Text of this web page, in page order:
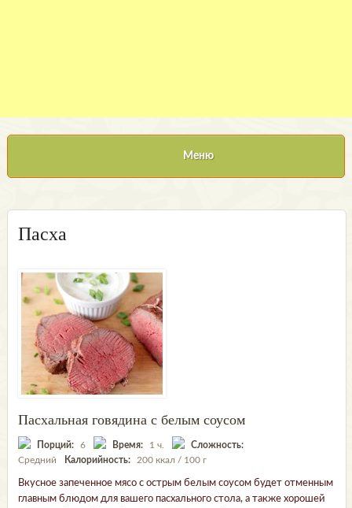
Меню
Пасха
Пасхальная говядина с белым соусом
Порций: 6 Время: 1 ч.
Сложность:
Средний
Калорийность: 200 ккал / 100 г
Вкусное запеченное мясо с острым белым соусом будет отменным
главным блюдом для вашего пасхального стола, а также хорошей